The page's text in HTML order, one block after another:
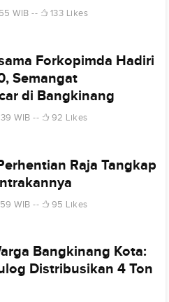
WIB 133 Likes
Forkopimda Hadiri
Semangat
di Bangkinang
WIB 92 Likes
Raja Tangkap
WIB 95 Likes
Bangkinang Kota:
Distribusikan 4 Ton